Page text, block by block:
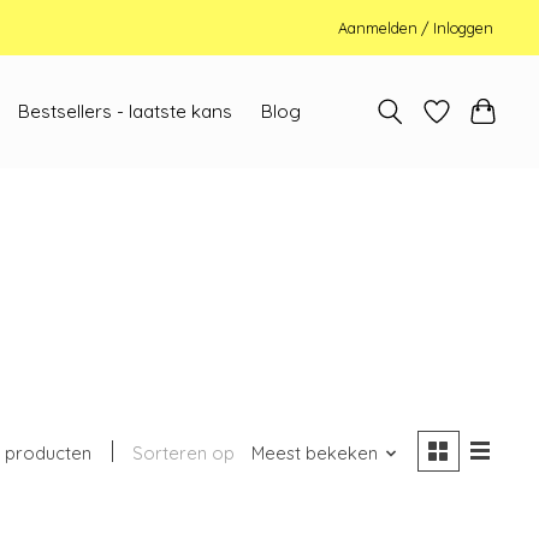
Aanmelden / Inloggen
Bestsellers - laatste kans Blog
producten Sorteren op Meest bekeken